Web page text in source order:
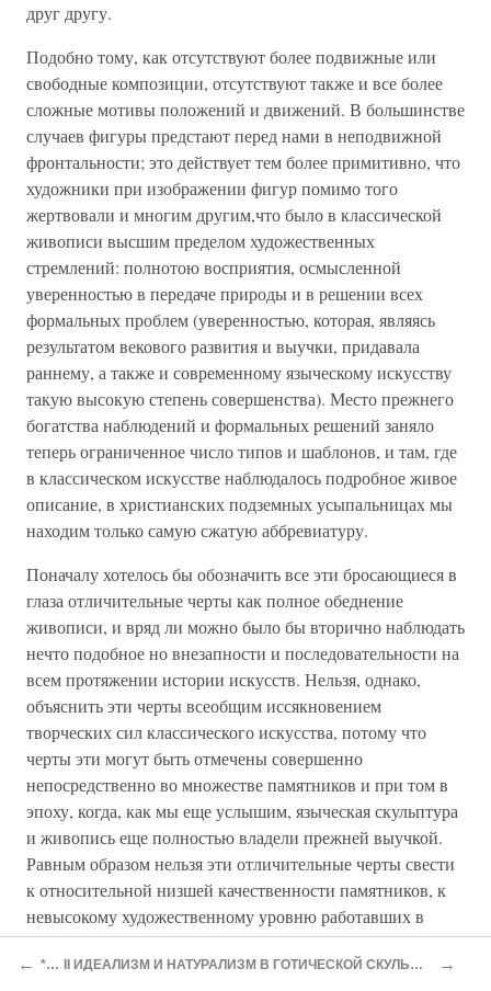
друг другу.
Подобно тому, как отсутствуют более подвижные или
свободные композиции, отсутствуют также и все более
сложные мотивы положений и движений. В большинстве
случаев фигуры предстают перед нами в неподвижной
фронтальности; это действует тем более примитивно, что
художники при изображении фигур помимо того
жертвовали и многим другим,что было в классической
живописи высшим пределом художественных
стремлений: полнотою восприятия, осмысленной
уверенностью в передаче природы и в решении всех
формальных проблем (уверенностью, которая, являясь
результатом векового развития и выучки, придавала
раннему, а также и современному языческому искусству
такую высокую степень совершенства). Место прежнего
богатства наблюдений и формальных решений заняло
теперь ограниченное число типов и шаблонов, и там, где
в классическом искусстве наблюдалось подробное живое
описание, в христианских подземных усыпальницах мы
находим только самую сжатую аббревиатуру.
Поначалу хотелось бы обозначить все эти бросающиеся в
глаза отличительные черты как полное обеднение
живописи, и вряд ли можно было бы вторично наблюдать
нечто подобное но внезапности и последовательности на
всем протяжении истории искусств. Нельзя, однако,
объяснить эти черты всеобщим иссякновением
творческих сил классического искусства, потому что
черты эти могут быть отмечены совершенно
непосредственно во множестве памятников и при том в
эпоху, когда, как мы еще услышим, языческая скульптура
и живопись еще полностью владели прежней выучкой.
Равным образом нельзя эти отличительные черты свести
к относительной низшей качественности памятников, к
невысокому художественному уровню работавших в
катакомбах художников. Если бы это было так, то налицо
должны были бы быть по меньшей мере попытки как-
← *** II ИДЕАЛИЗМ И НАТУРАЛИЗМ В ГОТИЧЕСКОЙ СКУЛЬПТУРЕ И ЖИВОПИСИ. →